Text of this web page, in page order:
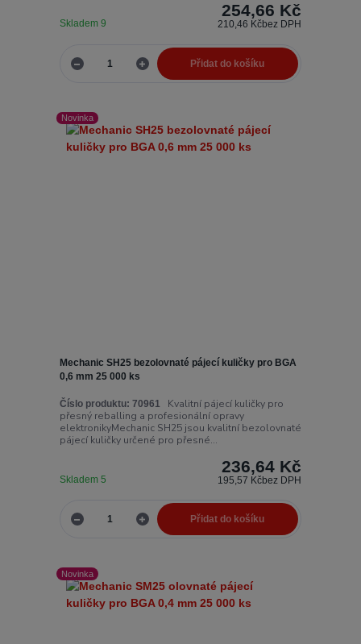
254,66 Kč
210,46 Kčbez DPH
Skladem 9
Přidat do košíku
Novinka
Mechanic SH25 bezolovnaté pájecí kuličky pro BGA
0,6 mm 25 000 ks
Číslo produktu: 70961Kvalitní pájecí kuličky pro
přesný reballing a profesionální opravy
elektronikyMechanic SH25 jsou kvalitní bezolovnaté
pájecí kuličky určené pro přesné...
236,64 Kč
195,57 Kčbez DPH
Skladem 5
Přidat do košíku
Novinka